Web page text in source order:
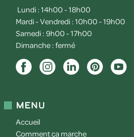
Lundi : 14h00 - 18h00
Mardi - Vendredi : 10h00 - 19h00
Samedi : 9h00 - 17h00
Dimanche : fermé
Menu
Accueil
Comment ça marche